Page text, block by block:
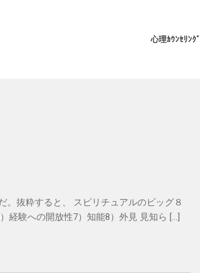
心理ｶｳﾝｾﾘﾝｸﾞ
抜粋すると、 スピリチュアルのビッグ８
経験への開放性7）知能8）外見 見知ら […]